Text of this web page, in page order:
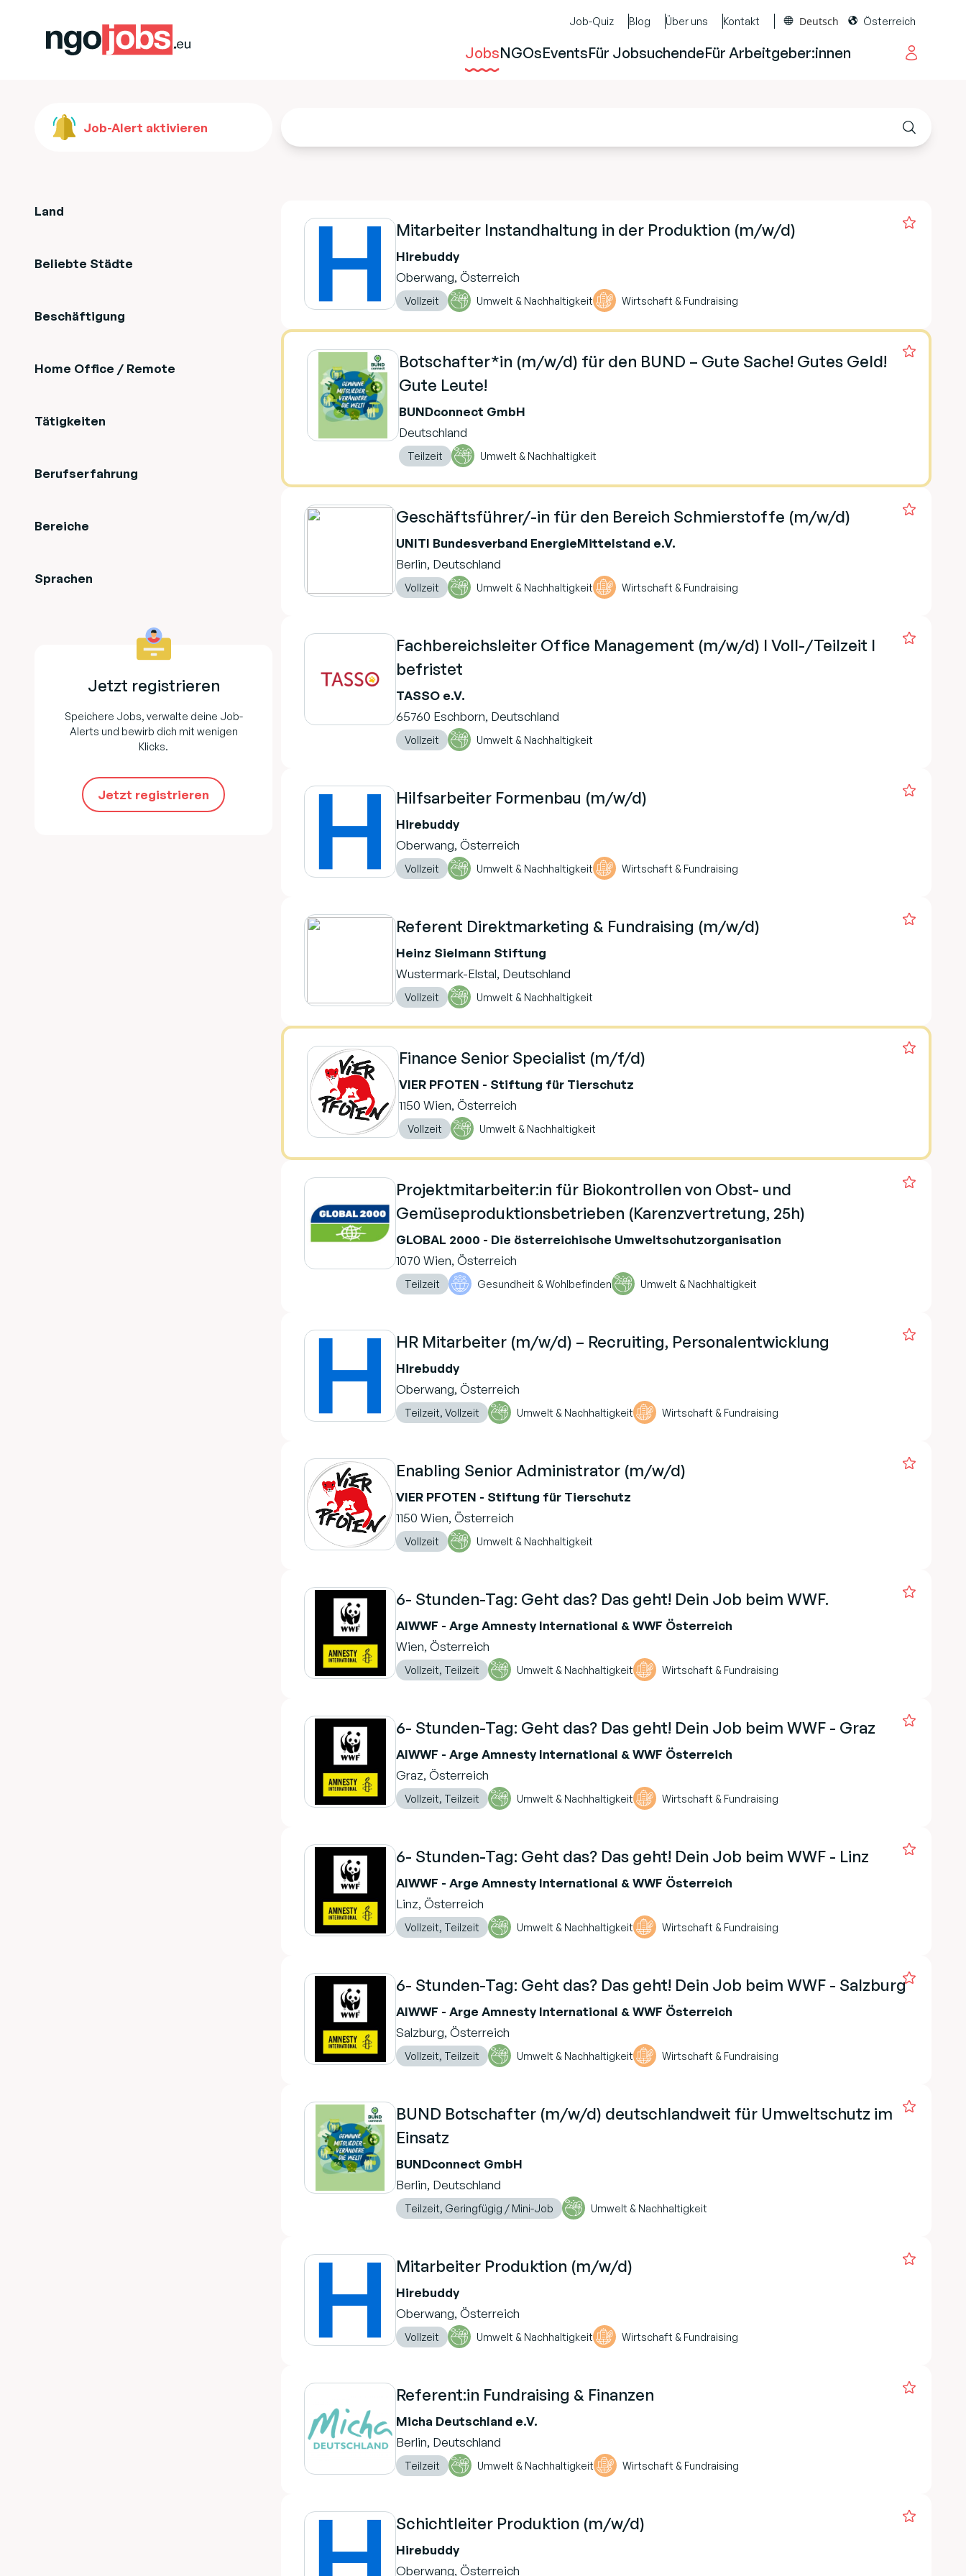
Job-Quiz Blog Über uns Kontakt Deutsch Österreich
JobsNGOsEventsFür JobsuchendeFür Arbeitgeber:innen
Job-Alert aktivieren
Land
Beliebte Städte
Beschäftigung
Home Office / Remote
Tätigkeiten
Berufserfahrung
Bereiche
Sprachen
Jetzt registrieren
Speichere Jobs, verwalte deine Job-
Alerts und bewirb dich mit wenigen
Klicks.
Jetzt registrieren
Mitarbeiter Instandhaltung in der Produktion (m/w/d)
Hirebuddy
Oberwang, Österreich
Vollzeit Umwelt & Nachhaltigkeit Wirtschaft & Fundraising
Botschafter*in (m/w/d) für den BUND – Gute Sache! Gutes Geld!
Gute Leute!
BUNDconnect GmbH
Deutschland
Teilzeit Umwelt & Nachhaltigkeit
Geschäftsführer/-in für den Bereich Schmierstoffe (m/w/d)
UNITI Bundesverband EnergieMittelstand e.V.
Berlin, Deutschland
Vollzeit Umwelt & Nachhaltigkeit Wirtschaft & Fundraising
Fachbereichsleiter Office Management (m/w/d) I Voll-/Teilzeit I
befristet
TASSO e.V.
65760 Eschborn, Deutschland
Vollzeit Umwelt & Nachhaltigkeit
Hilfsarbeiter Formenbau (m/w/d)
Hirebuddy
Oberwang, Österreich
Vollzeit Umwelt & Nachhaltigkeit Wirtschaft & Fundraising
Referent Direktmarketing & Fundraising (m/w/d)
Heinz Sielmann Stiftung
Wustermark-Elstal, Deutschland
Vollzeit Umwelt & Nachhaltigkeit
Finance Senior Specialist (m/f/d)
VIER PFOTEN - Stiftung für Tierschutz
1150 Wien, Österreich
Vollzeit Umwelt & Nachhaltigkeit
Projektmitarbeiter:in für Biokontrollen von Obst- und
Gemüseproduktionsbetrieben (Karenzvertretung, 25h)
GLOBAL 2000 - Die österreichische Umweltschutzorganisation
1070 Wien, Österreich
Teilzeit Gesundheit & Wohlbefinden Umwelt & Nachhaltigkeit
HR Mitarbeiter (m/w/d) – Recruiting, Personalentwicklung
Hirebuddy
Oberwang, Österreich
Teilzeit, Vollzeit Umwelt & Nachhaltigkeit Wirtschaft & Fundraising
Enabling Senior Administrator (m/w/d)
VIER PFOTEN - Stiftung für Tierschutz
1150 Wien, Österreich
Vollzeit Umwelt & Nachhaltigkeit
6- Stunden-Tag: Geht das? Das geht! Dein Job beim WWF.
AIWWF - Arge Amnesty International & WWF Österreich
Wien, Österreich
Vollzeit, Teilzeit Umwelt & Nachhaltigkeit Wirtschaft & Fundraising
6- Stunden-Tag: Geht das? Das geht! Dein Job beim WWF - Graz
AIWWF - Arge Amnesty International & WWF Österreich
Graz, Österreich
Vollzeit, Teilzeit Umwelt & Nachhaltigkeit Wirtschaft & Fundraising
6- Stunden-Tag: Geht das? Das geht! Dein Job beim WWF - Linz
AIWWF - Arge Amnesty International & WWF Österreich
Linz, Österreich
Vollzeit, Teilzeit Umwelt & Nachhaltigkeit Wirtschaft & Fundraising
6- Stunden-Tag: Geht das? Das geht! Dein Job beim WWF - Salzburg
AIWWF - Arge Amnesty International & WWF Österreich
Salzburg, Österreich
Vollzeit, Teilzeit Umwelt & Nachhaltigkeit Wirtschaft & Fundraising
BUND Botschafter (m/w/d) deutschlandweit für Umweltschutz im
Einsatz
BUNDconnect GmbH
Berlin, Deutschland
Teilzeit, Geringfügig / Mini-Job Umwelt & Nachhaltigkeit
Mitarbeiter Produktion (m/w/d)
Hirebuddy
Oberwang, Österreich
Vollzeit Umwelt & Nachhaltigkeit Wirtschaft & Fundraising
Referent:in Fundraising & Finanzen
Micha Deutschland e.V.
Berlin, Deutschland
Teilzeit Umwelt & Nachhaltigkeit Wirtschaft & Fundraising
Schichtleiter Produktion (m/w/d)
Hirebuddy
Oberwang, Österreich